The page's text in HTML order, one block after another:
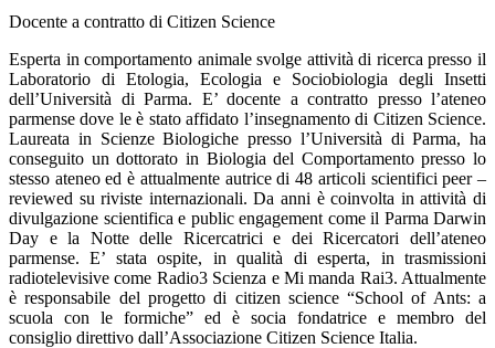
Docente a contratto di Citizen Science
Esperta in comportamento animale svolge attività di ricerca presso il
Laboratorio di Etologia, Ecologia e Sociobiologia degli Insetti
dell’Università di Parma. E’ docente a contratto presso l’ateneo
parmense dove le è stato affidato l’insegnamento di Citizen Science.
Laureata in Scienze Biologiche presso l’Università di Parma, ha
conseguito un dottorato in Biologia del Comportamento presso lo
stesso ateneo ed è attualmente autrice di 48 articoli scientifici peer –
reviewed su riviste internazionali. Da anni è coinvolta in attività di
divulgazione scientifica e public engagement come il Parma Darwin
Day e la Notte delle Ricercatrici e dei Ricercatori dell’ateneo
parmense. E’ stata ospite, in qualità di esperta, in trasmissioni
radiotelevisive come Radio3 Scienza e Mi manda Rai3. Attualmente
è responsabile del progetto di citizen science “School of Ants: a
scuola con le formiche” ed è socia fondatrice e membro del
consiglio direttivo dall’Associazione Citizen Science Italia.